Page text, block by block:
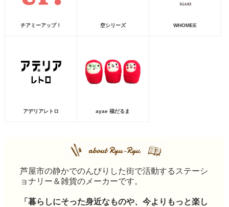
チアミーアップ！ 空シリーズ WHOMEE
アデリアレトロ ayae 福だるま
芦屋市の静かでのんびりした街で活動するステーシ
ョナリー＆雑貨のメーカーです。
「暮らしにそった身近なものや、今よりもっと楽し